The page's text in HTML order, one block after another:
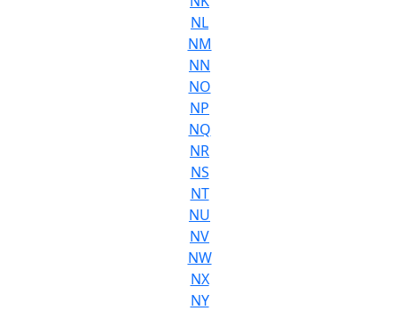
NL
NM
NN
NO
NP
NQ
NR
NS
NT
NU
NV
NW
NX
NY